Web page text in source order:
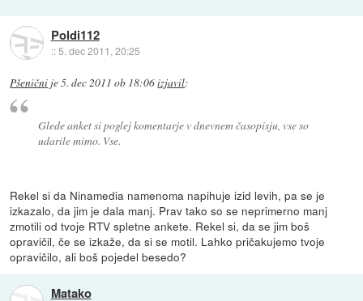
Poldi112
::5. dec 2011, 20:25
Pšenični je5. dec 2011 ob 18:06izjavil:
Glede anket si poglej komentarje v dnevnem časopisju, vse so
udarile mimo. Vse.
Rekel si da Ninamedia namenoma napihuje izid levih, pa se je
izkazalo, da jim je dala manj. Prav tako so se neprimerno manj
zmotili od tvoje RTV spletne ankete. Rekel si, da se jim boš
opravičil, če se izkaže, da si se motil. Lahko pričakujemo tvoje
opravičilo, ali boš pojedel besedo?
Matako